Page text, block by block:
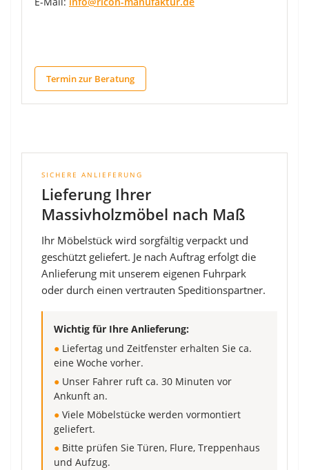
Termin zur Beratung
SICHERE ANLIEFERUNG
Lieferung Ihrer
Massivholzmöbel nach Maß
Ihr Möbelstück wird sorgfältig verpackt und
geschützt geliefert. Je nach Auftrag erfolgt die
Anlieferung mit unserem eigenen Fuhrpark
oder durch einen vertrauten Speditionspartner.
Wichtig für Ihre Anlieferung:
● Liefertag und Zeitfenster erhalten Sie ca.
eine Woche vorher.
● Unser Fahrer ruft ca. 30 Minuten vor
Ankunft an.
● Viele Möbelstücke werden vormontiert
geliefert.
● Bitte prüfen Sie Türen, Flure, Treppenhaus
und Aufzug.